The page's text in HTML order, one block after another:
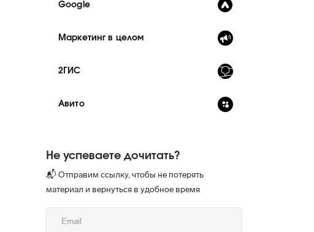
Google
Маркетинг в целом
2ГИС
Авито
Не успеваете дочитать?
📬 Отправим ссылку, чтобы не потерять
материал и вернуться в удобное время